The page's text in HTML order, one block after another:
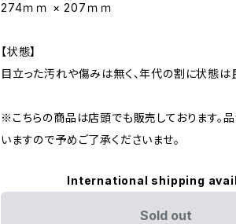
274ｍｍ × 207ｍｍ
【状態】
目立った汚れや傷みは無く、年代の割に状態は
※こちらの商品は店頭でも販売しております。
いますので予めご了承くださいませ。
International shipping
Sold out